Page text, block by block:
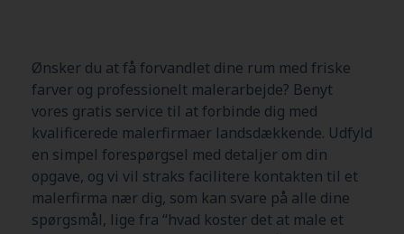
Ønsker du at få forvandlet dine rum med friske
farver og professionelt malerarbejde? Benyt
vores gratis service til at forbinde dig med
kvalificerede malerfirmaer landsdækkende. Udfyld
en simpel forespørgsel med detaljer om din
opgave, og vi vil straks facilitere kontakten til et
malerfirma nær dig, som kan svare på alle dine
spørgsmål, lige fra “hvad koster det at male et